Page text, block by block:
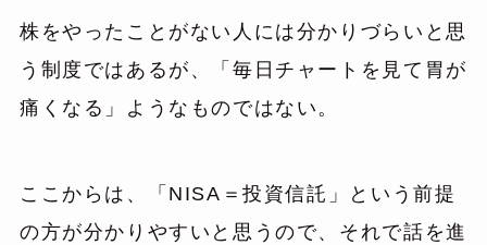
株をやったことがない人には分かりづらいと思
う制度ではあるが、「毎日チャートを見て胃が
痛くなる」ようなものではない。
ここからは、「NISA＝投資信託」という前提
の方が分かりやすいと思うので、それで話を進